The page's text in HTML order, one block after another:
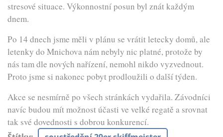
stresové situace. Výkonnostní posun byl znát každým
dnem.
Po 14 dnech jsme měli v plánu se vrátit letecky domů, ale
letenky do Mnichova nám nebyly nic platné, protože by
nás tam dle nových nařízení, nemohl nikdo vyzvednout.
Proto jsme si nakonec pobyt prodloužili o další týden.
Akce se nesmírně po všech stránkách vydařila. Závodníci
navíc budou mít možnost účasti ve velké regatě a srovnat
tak své dovednosti s dobrou konkurencí.